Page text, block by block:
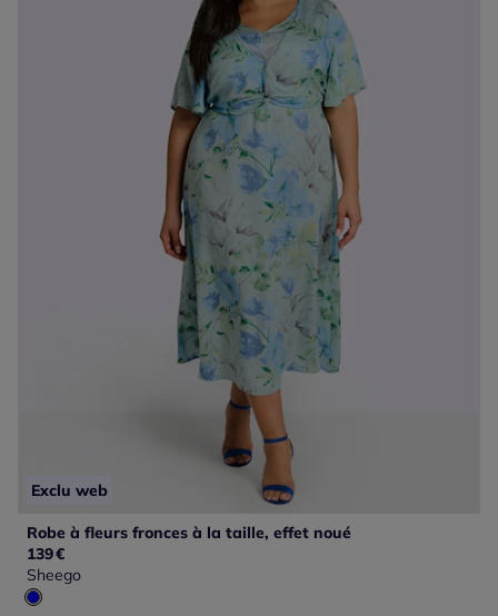
Exclu web
Robe à fleurs fronces à la taille, effet noué
139€
Sheego